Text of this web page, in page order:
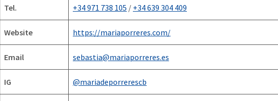
Tel. +34 971 738 105 / +34 639 304 409
Website https://mariaporreres.com/
Email sebastia@mariaporreres.es
IG @mariadeporrerescb